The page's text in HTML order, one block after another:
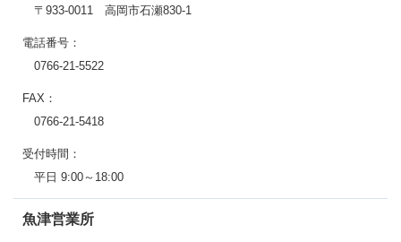
〒933-0011 高岡市石瀬830-1
電話番号：
0766-21-5522
FAX：
0766-21-5418
受付時間：
平日 9:00～18:00
魚津営業所